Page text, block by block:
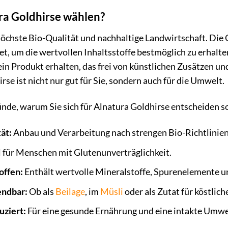
Goldhirse wählen?
Bio-Qualität und nachhaltige Landwirtschaft. Die
um die wertvollen Inhaltsstoffe bestmöglich zu
Produkt erhalten, das frei von künstlichen Zusätzen
ist nicht nur gut für Sie, sondern auch für die Umwelt.
warum Sie sich für Alnatura Goldhirse entscheiden
Anbau und Verarbeitung nach strengen Bio-
Menschen mit Glutenunverträglichkeit.
Enthält wertvolle Mineralstoffe, Spurenelemente
Ob als Beilage, im Müslioder als Zutat für
Für eine gesunde Ernährung und eine intakte